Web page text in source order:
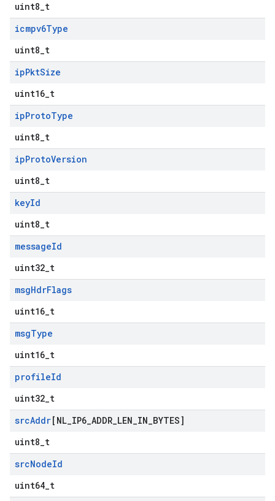
uint8_t
icmpv6Type
uint8_t
ipPktSize
uint16_t
ipProtoType
uint8_t
ipProtoVersion
uint8_t
keyId
uint8_t
messageId
uint32_t
msgHdrFlags
uint16_t
msgType
uint16_t
profileId
uint32_t
srcAddr[NL IP6 ADDR LEN IN BYTES]
uint8_t
srcNodeId
uint64_t